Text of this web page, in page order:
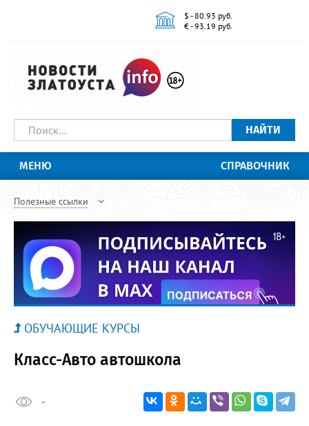
$ - 80.93 руб.
€ - 93.19 руб.
НАЙТИ
МЕНЮ СПРАВОЧНИК
Полезные ссылки
ОБУЧАЮЩИЕ КУРСЫ
Класс-Авто автошкола
-